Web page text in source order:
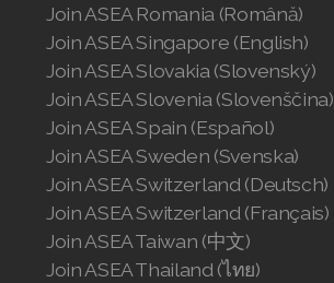
Join ASEA Romania (Română)
Join ASEA Singapore (English)
Join ASEA Slovakia (Slovenský)
Join ASEA Slovenia (Slovenščina)
Join ASEA Spain (Español)
Join ASEA Sweden (Svenska)
Join ASEA Switzerland (Deutsch)
Join ASEA Switzerland (Français)
Join ASEA Taiwan (中文)
Join ASEA Thailand (ไทย)